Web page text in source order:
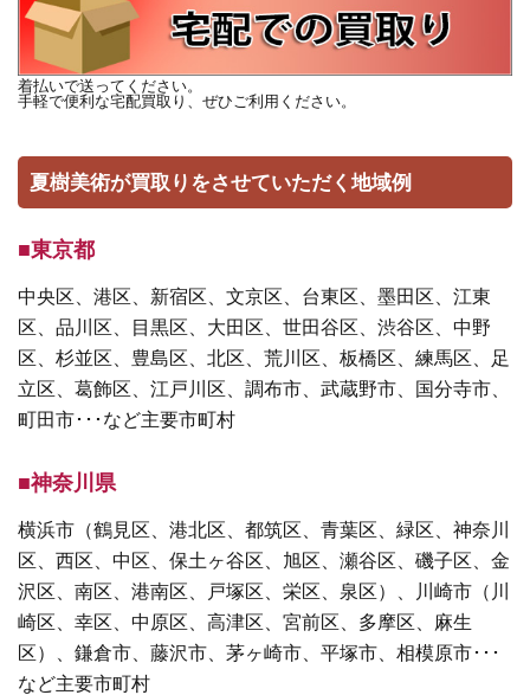
着払いで送ってください。
手軽で便利な宅配買取り、ぜひご利用ください。
夏樹美術が買取りをさせていただく地域例
■東京都
中央区、港区、新宿区、文京区、台東区、墨田区、江東
区、品川区、目黒区、大田区、世田谷区、渋谷区、中野
区、杉並区、豊島区、北区、荒川区、板橋区、練馬区、足
立区、葛飾区、江戸川区、調布市、武蔵野市、国分寺市、
町田市･･･など主要市町村
■神奈川県
横浜市（鶴見区、港北区、都筑区、青葉区、緑区、神奈川
区、西区、中区、保土ヶ谷区、旭区、瀬谷区、磯子区、金
沢区、南区、港南区、戸塚区、栄区、泉区）、川崎市（川
崎区、幸区、中原区、高津区、宮前区、多摩区、麻生
区）、鎌倉市、藤沢市、茅ヶ崎市、平塚市、相模原市･･･
など主要市町村